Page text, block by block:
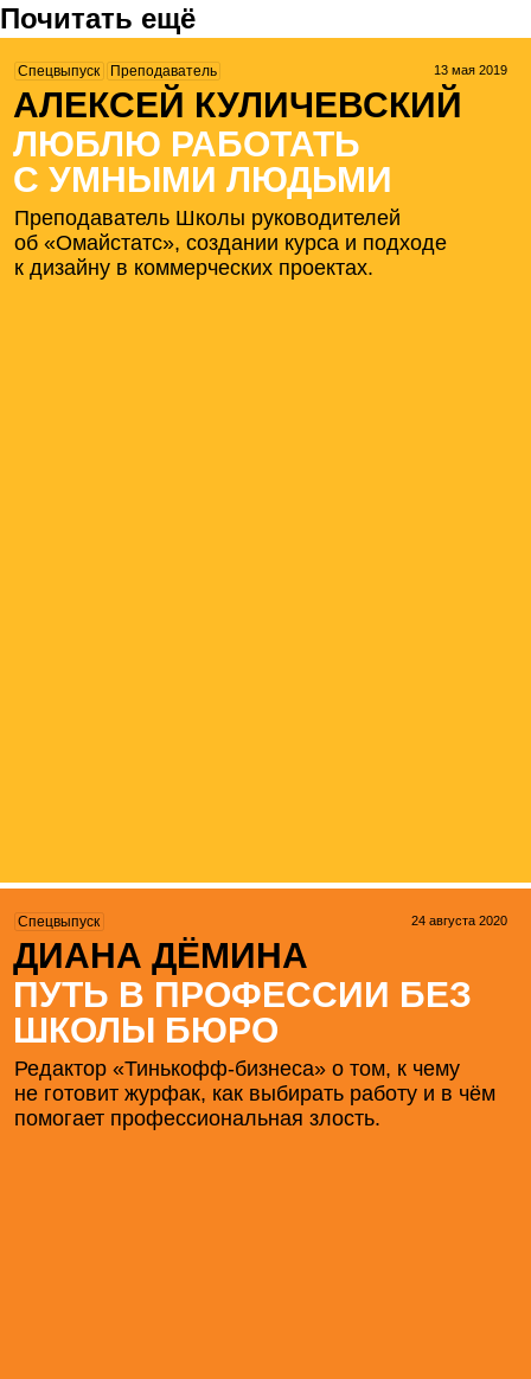
Почитать ещё
Спецвыпуск Преподаватель 13 мая 2019
АЛЕКСЕЙ КУЛИЧЕВСКИЙ
ЛЮБЛЮ РАБОТАТЬ
С УМНЫМИ ЛЮДЬМИ
Преподаватель Школы руководителей
об «Омайстатс», создании курса и подходе
к дизайну в коммерческих проектах.
Спецвыпуск 24 августа 2020
ДИАНА ДЁМИНА
ПУТЬ В ПРОФЕССИИ БЕЗ
ШКОЛЫ БЮРО
Редактор «Тинькофф-бизнеса» о том, к чему
не готовит журфак, как выбирать работу и в чём
помогает профессиональная злость.